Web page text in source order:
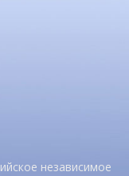
независимое